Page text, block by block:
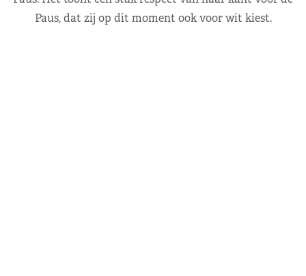
Paus, dat zij op dit moment ook voor wit kiest.